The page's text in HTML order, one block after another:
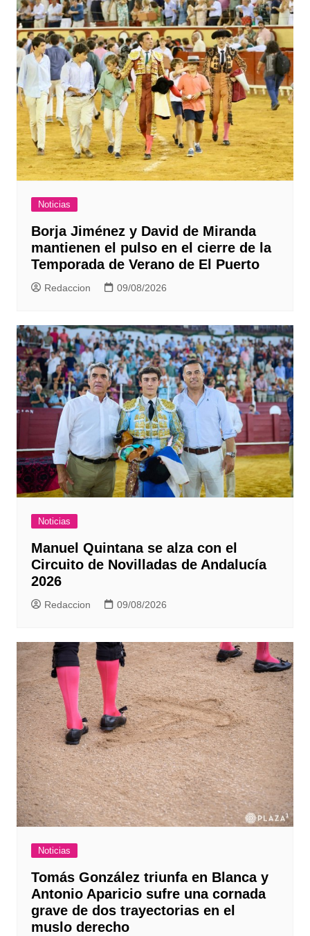
Noticias
Borja Jiménez y David de Miranda
mantienen el pulso en el cierre de la
Temporada de Verano de El Puerto
Redaccion 09/08/2026
Noticias
Manuel Quintana se alza con el
Circuito de Novilladas de Andalucía
2026
Redaccion 09/08/2026
Noticias
Tomás González triunfa en Blanca y
Antonio Aparicio sufre una cornada
grave de dos trayectorias en el
muslo derecho